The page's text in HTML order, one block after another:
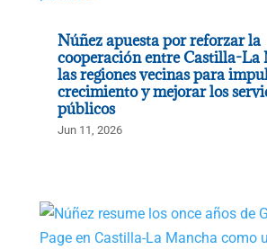
Núñez apuesta por reforzar la
cooperación entre Castilla-La
las regiones vecinas para
crecimiento y mejorar los
públicos
Jun 11, 2026